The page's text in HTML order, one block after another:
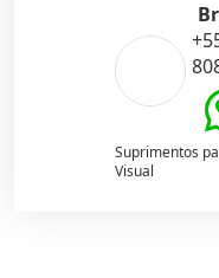
Suprimentos
Visual